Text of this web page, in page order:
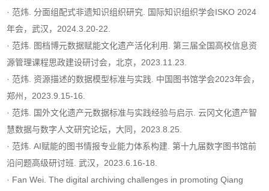
· 范炜. 分面组配式非遗知识组织研究. 国际知识组织学会ISKO 2024
年会，武汉，2024.3.20-22.
· 范炜. 图档博元数据赋能文化遗产活化利用. 第三届全国高校信息资
源管理课程思政建设研讨会，北京，2023.11.23.
· 范炜. 资源描述的数据模型标准与实践. 中国图书馆学会2023年会，
郑州，2023.9.15-16.
· 范炜. 国外文化遗产元数据标准与实践经验与启示. 云冈文化遗产智
慧数据与数字人文研究论坛，大同，2023.8.25.
· 范炜. AI赋能的图书情报专业能力体系构建. 第十九届数字图书馆前
沿问题高级研讨班. 武汉，2023.6.16-18.
· Fan Wei. The digital archiving challenges in promoting Qiang